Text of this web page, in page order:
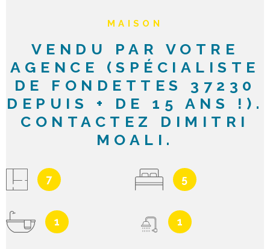
MAISON
VENDU PAR VOTRE
AGENCE (SPÉCIALISTE
DE FONDETTES 37230
DEPUIS + DE 15 ANS !).
CONTACTEZ DIMITRI
MOALI.
7 5
1 1